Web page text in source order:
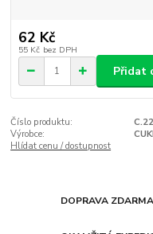
62 Kč
55 Kč bez DPH
Přidat
Číslo produktu:
Výrobce:
Hlídat cenu / dostupnost
DOPRAVA